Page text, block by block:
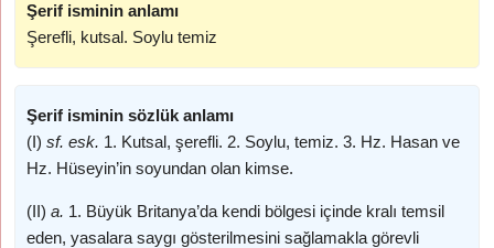
Şerif isminin anlamı
Şerefli, kutsal. Soylu temiz
Şerif isminin sözlük anlamı
(I)sf. esk. 1. Kutsal, şerefli. 2. Soylu, temiz. 3. Hz. Hasan ve
Hz. Hüseyin’in soyundan olan kimse.
(II)a. 1. Büyük Britanya’da kendi bölgesi içinde kralı temsil
eden, yasalara saygı gösterilmesini sağlamakla görevli